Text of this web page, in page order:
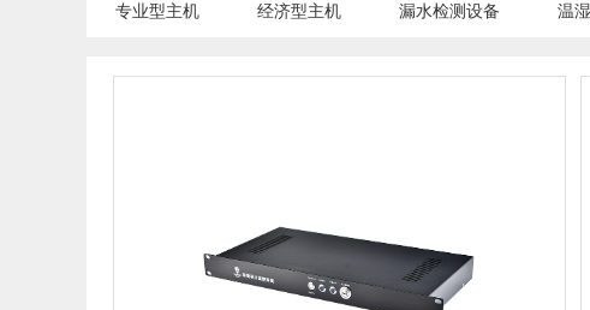
专业型主机 经济型主机 漏水检测设备 温